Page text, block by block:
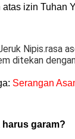
atas izin Tuhan
Nipis.rasa
ditekan
Serangan
harus garam?